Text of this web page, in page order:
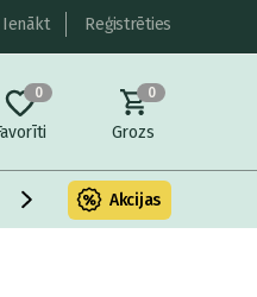
Ienākt Reģistrēties
0 0
Grozs
un metāls Fasādes
Akcijas